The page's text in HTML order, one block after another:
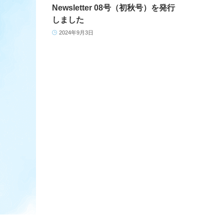
Newsletter 08号（初秋号）を発行
しました
2024年9月3日